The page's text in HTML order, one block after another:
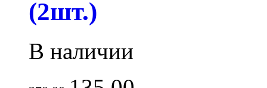
(2шт.)
В наличии